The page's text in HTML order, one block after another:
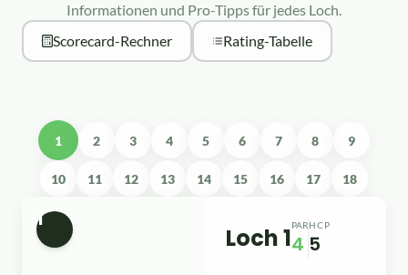
Informationen und Pro-Tipps für jedes Loch.
Scorecard-Rechner
Rating-Tabelle
1 2 3 4 5 6 7 8 9
10 11 12 13 14 15 16 17 18
1
Loch 1PAR
4
HCP
5